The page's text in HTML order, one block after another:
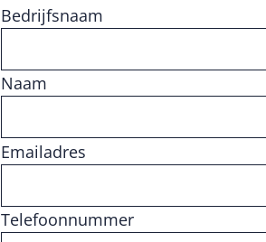
Bedrijfsnaam
Naam
Vul getal in
Emailadres
Telefoonnummer